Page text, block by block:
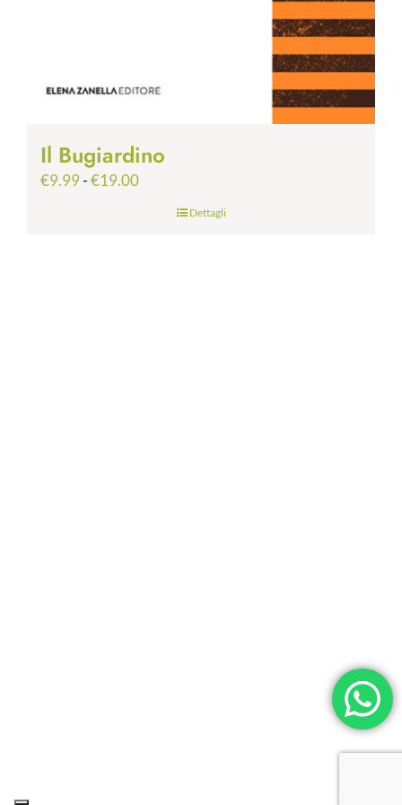
Il Bugiardino
€9.99-€19.00Fascia
Dettagli